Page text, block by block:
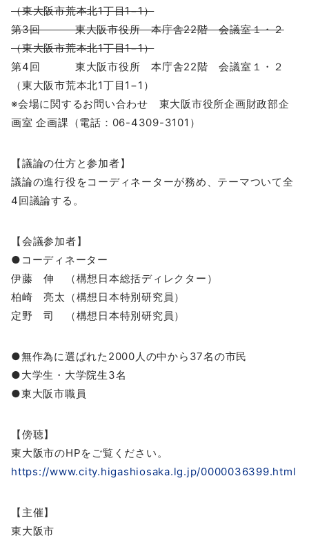
（東大阪市荒本北1丁目1−1）
第3回 東大阪市役所 本庁舎22階 会議室１・２
（東大阪市荒本北1丁目1−1）
第4回 東大阪市役所 本庁舎22階 会議室１・２
（東大阪市荒本北1丁目1−1）
※会場に関するお問い合わせ 東大阪市役所企画財政部企
画室 企画課（電話：06-4309-3101）
【議論の仕方と参加者】
議論の進行役をコーディネーターが務め、テーマついて全
4回議論する。
【会議参加者】
●コーディネーター
伊藤 伸 （構想日本総括ディレクター）
柏崎 亮太（構想日本特別研究員）
定野 司 （構想日本特別研究員）
●無作為に選ばれた2000人の中から37名の市民
●大学生・大学院生3名
●東大阪市職員
【傍聴】
東大阪市のHPをご覧ください。
https://www.city.higashiosaka.lg.jp/0000036399.html
【主催】
東大阪市